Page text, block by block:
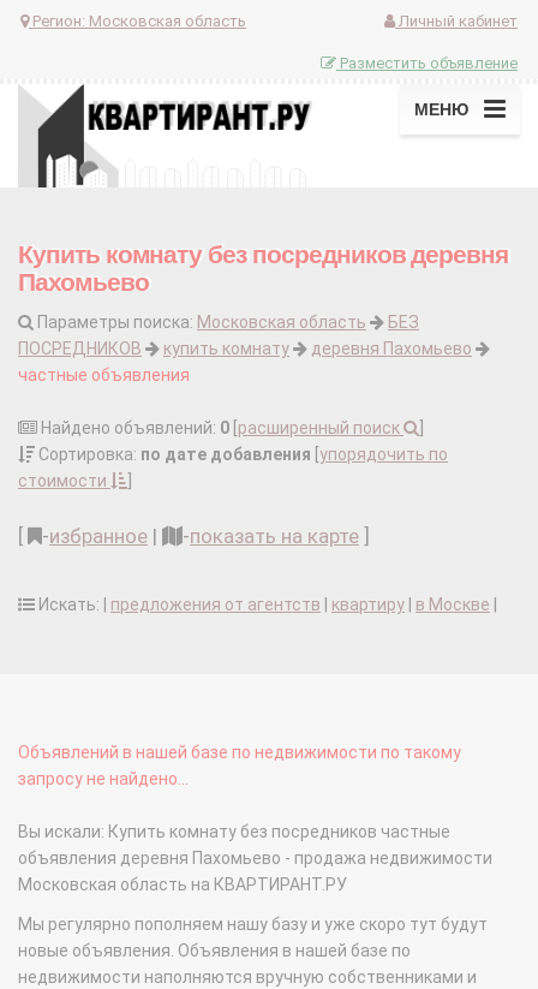
Регион: Московская область Личный кабинет
Разместить объявление
МЕНЮ
Купить комнату без посредников деревня
Пахомьево
Параметры поиска: Московская область
БЕЗ
ПОСРЕДНИКОВ
купить комнату
деревня Пахомьево
частные объявления
Найдено объявлений: 0 расширенный поиск
Сортировка: по дате добавления упорядочить по
стоимости
-избранное | -показать на карте
Искать: | предложения от агентств квартиру в Москве
Объявлений в нашей базе по недвижимости по такому
запросу не найдено...
Вы искали: Купить комнату без посредников частные
объявления деревня Пахомьево - продажа недвижимости
Московская область на КВАРТИРАНТ.РУ
Мы регулярно пополняем нашу базу и уже скоро тут будут
новые объявления. Объявления в нашей базе по
недвижимости наполняются вручную собственниками и